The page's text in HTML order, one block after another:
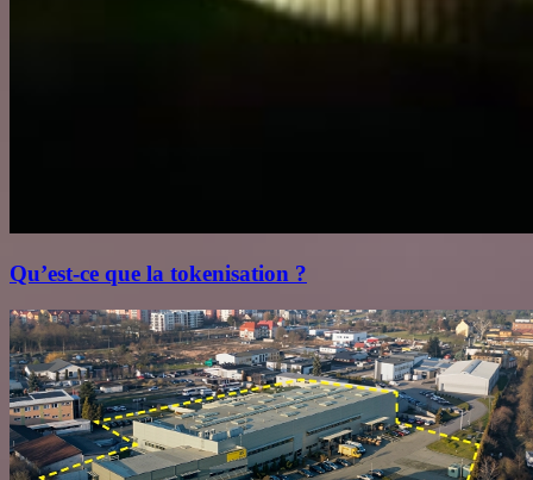
Qu’est‑ce que la tokenisation ?